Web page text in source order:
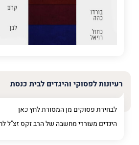
פרט על מה מדובר
רעיונות לפסוקי והיגדים לבית כנסת
לבחירת פסוקים מן המסורת לחץכאן
היגדים מעוררי מחשבה של הרב זקס זצ"ל